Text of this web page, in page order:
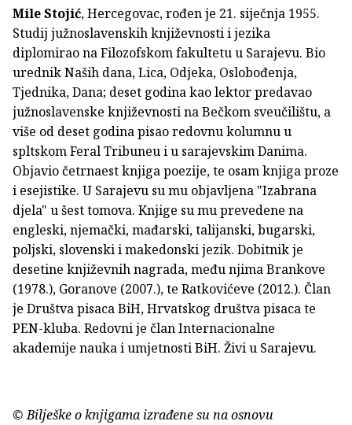
Mile Stojić, Hercegovac, rođen je 21. siječnja 1955.
Studij južnoslavenskih književnosti i jezika
diplomirao na Filozofskom fakultetu u Sarajevu. Bio
urednik Naših dana, Lica, Odjeka, Oslobođenja,
Tjednika, Dana; deset godina kao lektor predavao
južnoslavenske književnosti na Bečkom sveučilištu, a
više od deset godina pisao redovnu kolumnu u
spltskom Feral Tribuneu i u sarajevskim Danima.
Objavio četrnaest knjiga poezije, te osam knjiga proze
i esejistike. U Sarajevu su mu objavljena "Izabrana
djela" u šest tomova. Knjige su mu prevedene na
engleski, njemački, mađarski, talijanski, bugarski,
poljski, slovenski i makedonski jezik. Dobitnik je
desetine književnih nagrada, među njima Brankove
(1978.), Goranove (2007.), te Ratkovićeve (2012.). Član
je Društva pisaca BiH, Hrvatskog društva pisaca te
PEN-kluba. Redovni je član Internacionalne
akademije nauka i umjetnosti BiH. Živi u Sarajevu.
© Bilješke o knjigama izrađene su na osnovu